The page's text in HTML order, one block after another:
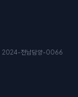
2024-전남담양-0066